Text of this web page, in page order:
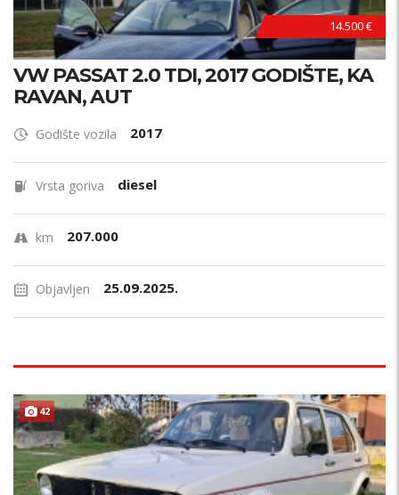
14.500 €
VW PASSAT 2.0 TDI, 2017 GODIŠTE, KA
RAVAN, AUT
Godište vozila 2017
Vrsta goriva diesel
km 207.000
Objavljen 25.09.2025.
42 ODRŽAVAN !